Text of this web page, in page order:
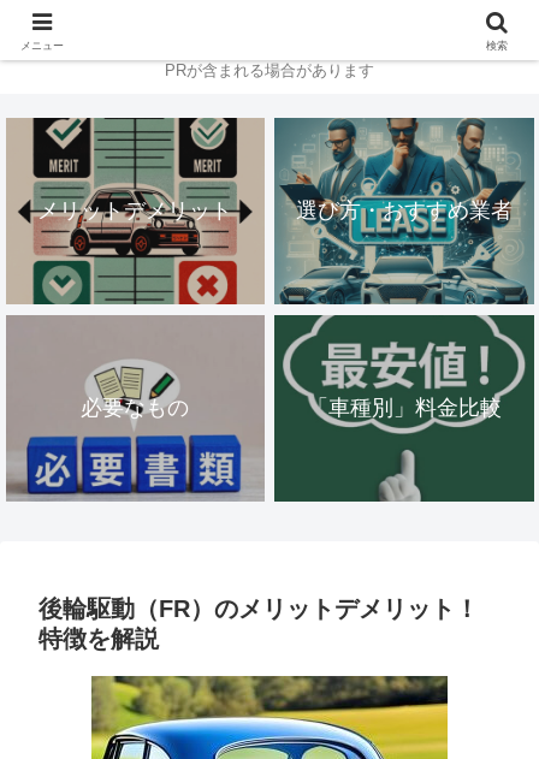
PRが含まれる場合があります
メリットデメリット 選び方・おすすめ業者
必要なもの 「車種別」料金比較
後輪駆動（FR）のメリットデメリット！
特徴を解説
メニュー 検索